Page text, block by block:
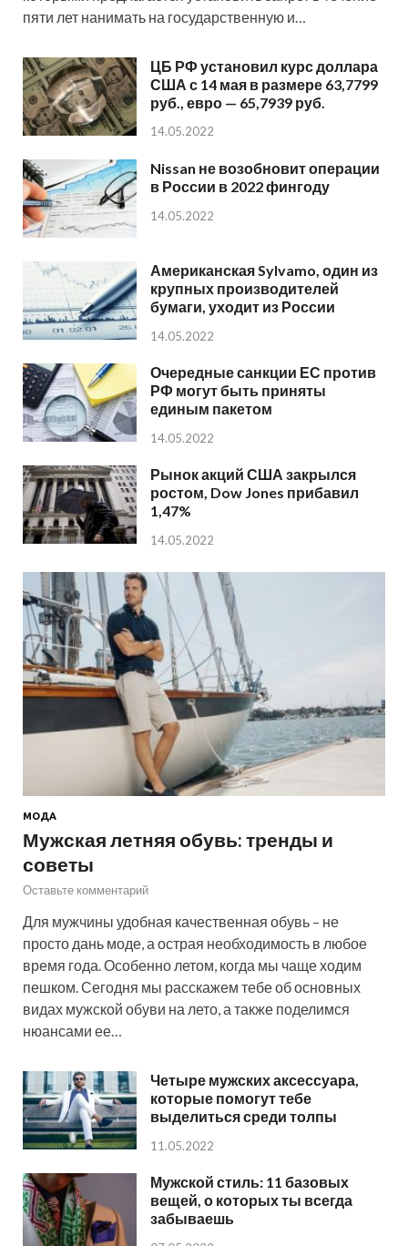
пяти лет нанимать на государственную и…
ЦБ РФ установил курс доллара
США с 14 мая в размере 63,7799
руб., евро — 65,7939 руб.
14.05.2022
Nissan не возобновит операции
в России в 2022 фингоду
14.05.2022
Американская Sylvamo, один из
крупных производителей
бумаги, уходит из России
14.05.2022
Очередные санкции ЕС против
РФ могут быть приняты
единым пакетом
14.05.2022
Рынок акций США закрылся
ростом, Dow Jones прибавил
1,47%
14.05.2022
МОДА
Мужская летняя обувь: тренды и
советы
Оставьте комментарий
Для мужчины удобная качественная обувь – не
просто дань моде, а острая необходимость в любое
время года. Особенно летом, когда мы чаще ходим
пешком. Сегодня мы расскажем тебе об основных
видах мужской обуви на лето, а также поделимся
нюансами ее…
Четыре мужских аксессуара,
которые помогут тебе
выделиться среди толпы
11.05.2022
Мужской стиль: 11 базовых
вещей, о которых ты всегда
забываешь